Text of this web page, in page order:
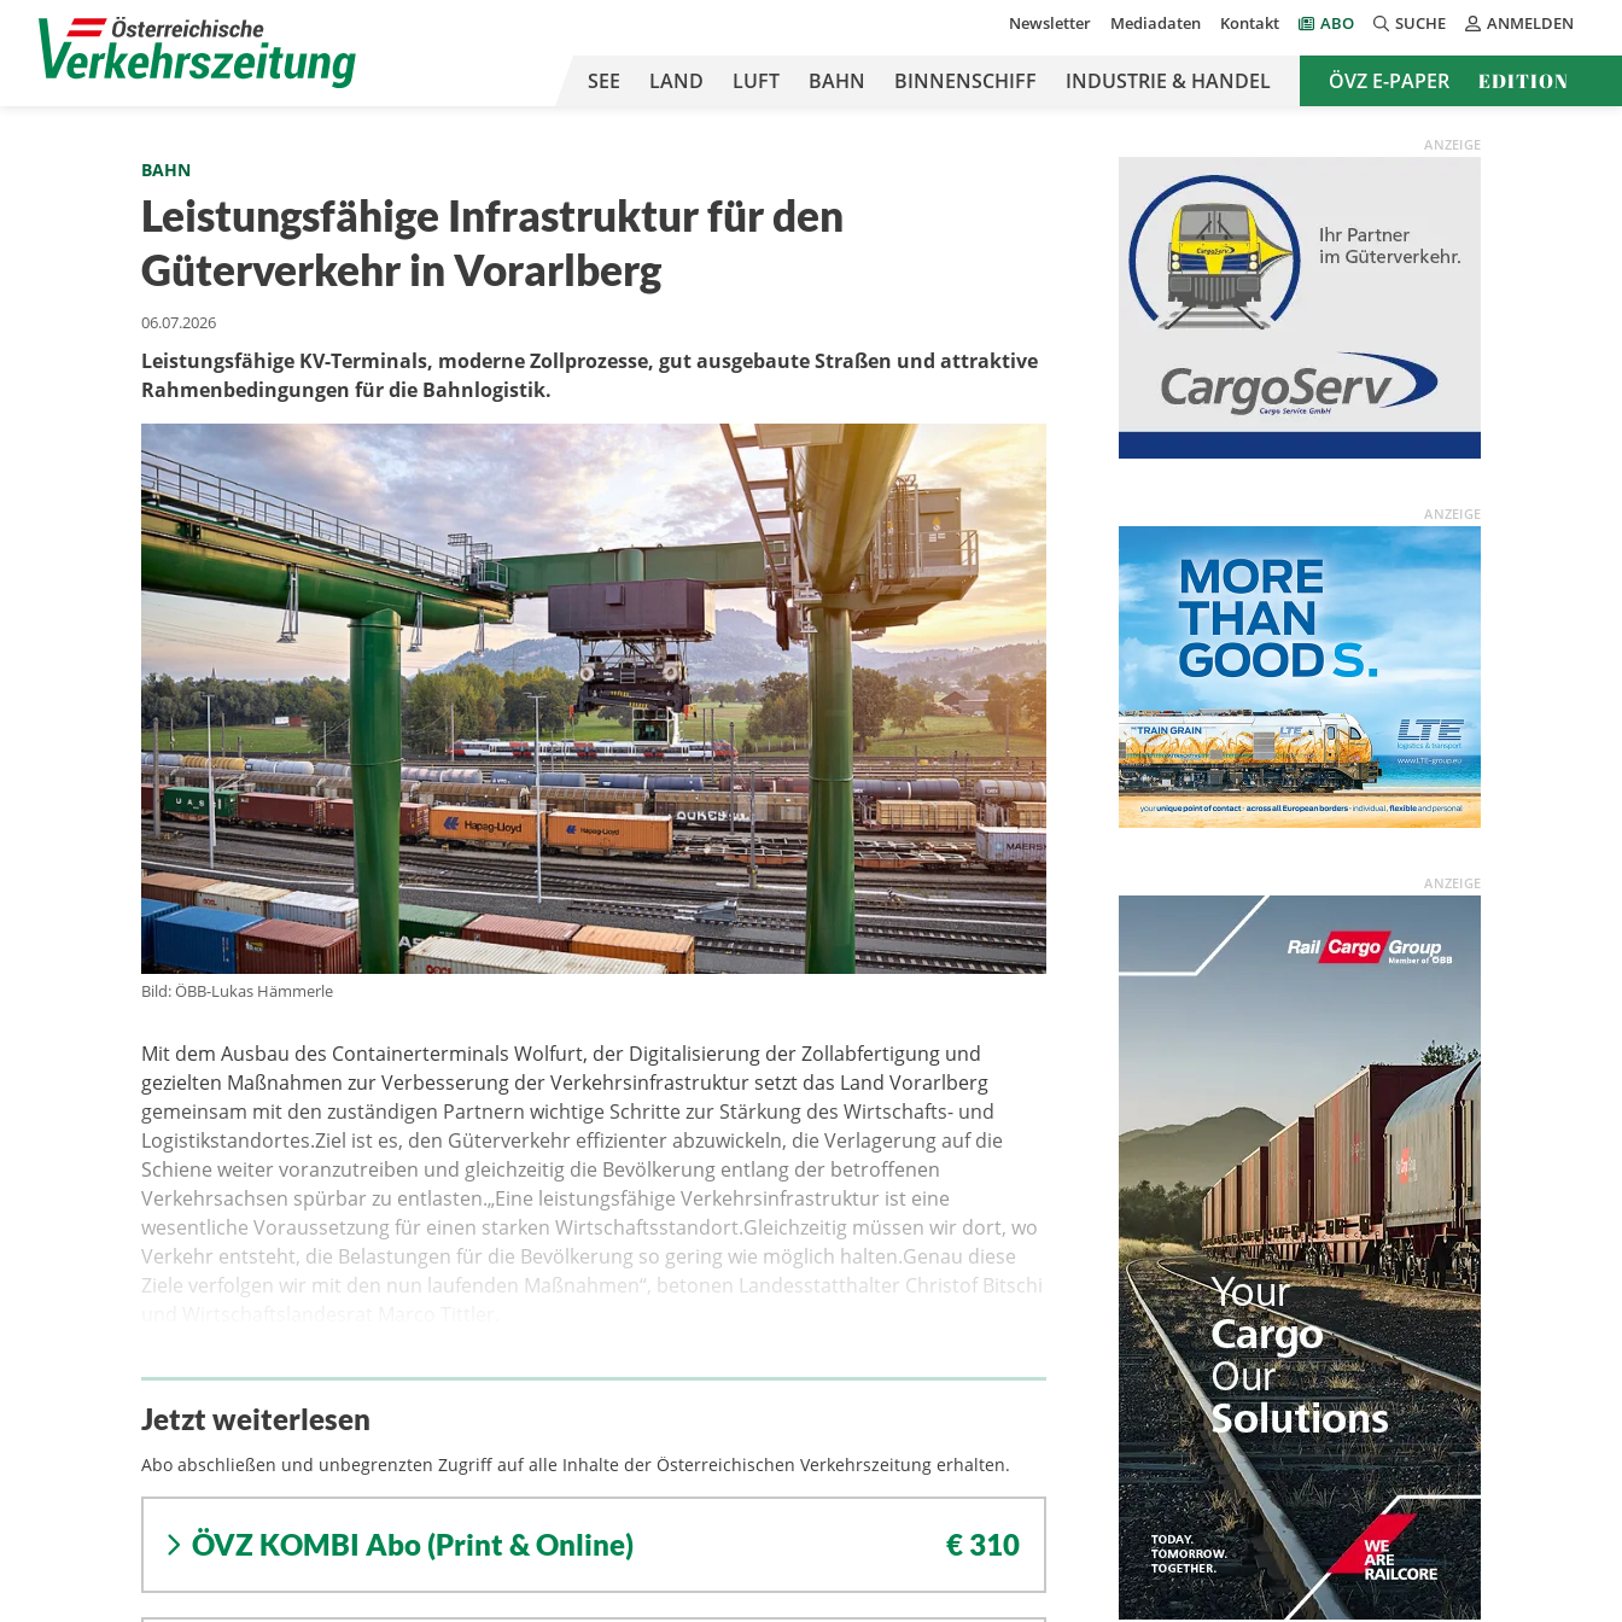
Newsletter Mediadaten Kontakt ABO SUCHE ANMELDEN
SEE LAND LUFT BAHN BINNENSCHIFF INDUSTRIE & HANDEL ÖVZ E-PAPER EDITION
BAHN
Leistungsfähige Infrastruktur für den
Güterverkehr in Vorarlberg
06.07.2026
Leistungsfähige KV-Terminals, moderne Zollprozesse, gut ausgebaute Straßen und attraktive
Rahmenbedingungen für die Bahnlogistik.
Bild: ÖBB-Lukas Hämmerle
Mit dem Ausbau des Containerterminals Wolfurt, der Digitalisierung der Zollabfertigung und
gezielten Maßnahmen zur Verbesserung der Verkehrsinfrastruktur setzt das Land Vorarlberg
gemeinsam mit den zuständigen Partnern wichtige Schritte zur Stärkung des Wirtschafts- und
Logistikstandortes.Ziel ist es, den Güterverkehr effizienter abzuwickeln, die Verlagerung auf die
Schiene weiter voranzutreiben und gleichzeitig die Bevölkerung entlang der betroffenen
Verkehrsachsen spürbar zu entlasten.„Eine leistungsfähige Verkehrsinfrastruktur ist eine
wesentliche Voraussetzung für einen starken Wirtschaftsstandort.Gleichzeitig müssen wir dort, wo
Verkehr entsteht, die Belastungen für die Bevölkerung so gering wie möglich halten.Genau diese
Ziele verfolgen wir mit den nun laufenden Maßnahmen“, betonen Landesstatthalter Christof Bitschi
Jetzt weiterlesen
Abo abschließen und unbegrenzten Zugriff auf alle Inhalte der Österreichischen Verkehrszeitung erhalten.
ÖVZ KOMBI Abo (Print & Online) € 310
ANZEIGE
ANZEIGE
ANZEIGE